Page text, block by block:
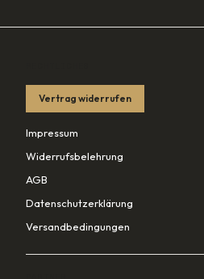
Vertrag widerrufen
Impressum
Widerrufsbelehrung
AGB
Datenschutzerklärung
Versandbedingungen